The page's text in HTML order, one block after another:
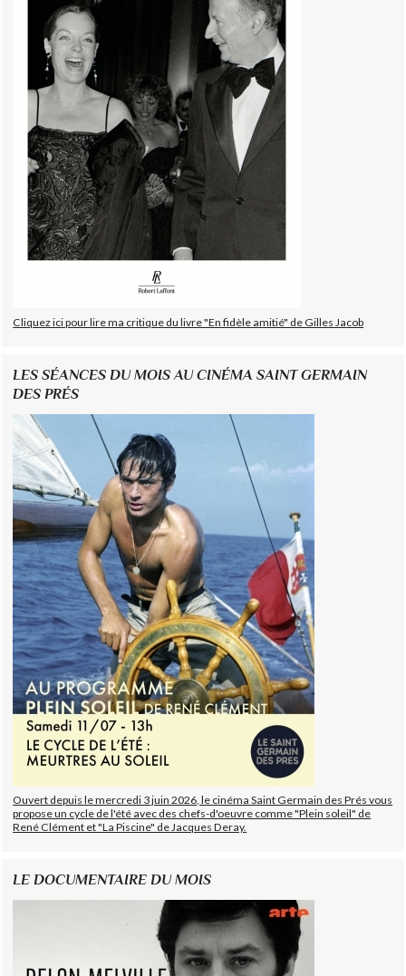
Cliquez ici pour lire ma critique du livre "En fidèle amitié" de Gilles Jacob
LES SÉANCES DU MOIS AU CINÉMA SAINT GERMAIN
DES PRÉS
Ouvert depuis le mercredi 3 juin 2026, le cinéma Saint Germain des Prés vous
propose un cycle de l'été avec des chefs-d'oeuvre comme "Plein soleil" de
René Clément et "La Piscine" de Jacques Deray.
LE DOCUMENTAIRE DU MOIS